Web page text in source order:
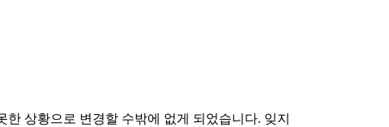
상황으로 변경할 수밖에 없게 되었습니다. 잊지